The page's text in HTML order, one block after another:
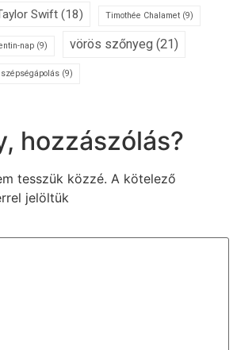
Swift (18) Timothée Chalamet (9)
nap (9) vörös szőnyeg (21)
(9)
hozzászólás?
tesszük közzé. A kötelező
jelöltük